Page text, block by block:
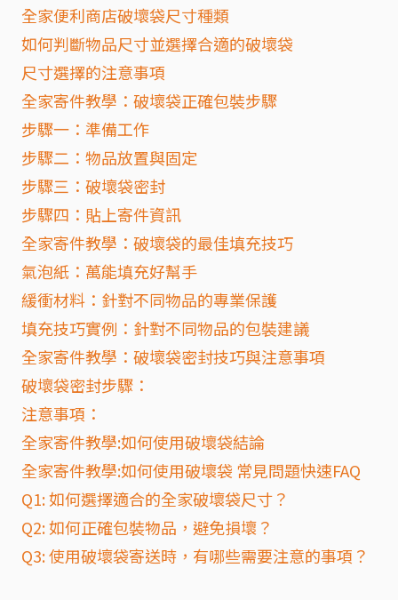
全家便利商店破壞袋尺寸種類
如何判斷物品尺寸並選擇合適的破壞袋
尺寸選擇的注意事項
全家寄件教學：破壞袋正確包裝步驟
步驟一：準備工作
步驟二：物品放置與固定
步驟三：破壞袋密封
步驟四：貼上寄件資訊
全家寄件教學：破壞袋的最佳填充技巧
氣泡紙：萬能填充好幫手
緩衝材料：針對不同物品的專業保護
填充技巧實例：針對不同物品的包裝建議
全家寄件教學：破壞袋密封技巧與注意事項
破壞袋密封步驟：
注意事項：
全家寄件教學:如何使用破壞袋結論
全家寄件教學:如何使用破壞袋 常見問題快速FAQ
Q1: 如何選擇適合的全家破壞袋尺寸？
Q2: 如何正確包裝物品，避免損壞？
Q3: 使用破壞袋寄送時，有哪些需要注意的事項？